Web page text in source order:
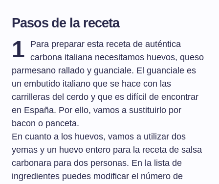
Pasos de la receta
1
Para preparar esta receta de auténtica
carbona italiana necesitamos huevos, queso
parmesano rallado y guanciale. El guanciale es
un embutido italiano que se hace con las
carrilleras del cerdo y que es difícil de encontrar
en España. Por ello, vamos a sustituirlo por
bacon o panceta.
En cuanto a los huevos, vamos a utilizar dos
yemas y un huevo entero para la receta de salsa
carbonara para dos personas. En la lista de
ingredientes puedes modificar el número de